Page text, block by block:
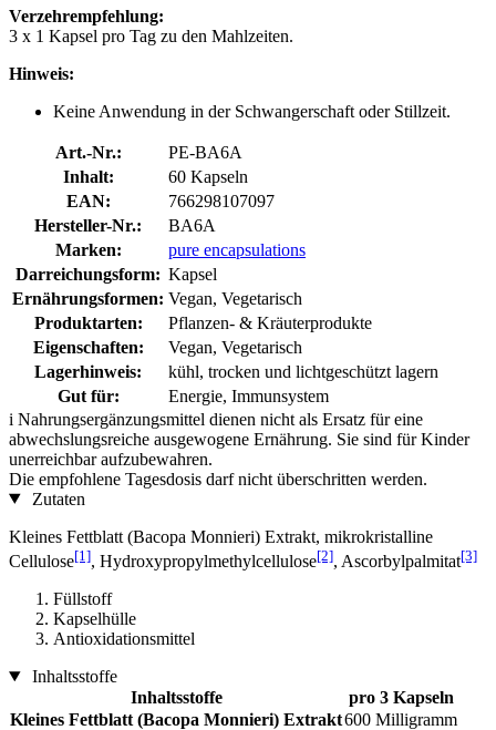
Verzehrempfehlung:
3 x 1 Kapsel pro Tag zu den Mahlzeiten.
Hinweis:
Keine Anwendung in der Schwangerschaft oder Stillzeit.
Art.-Nr.:
PE-BA6A
Inhalt:
60 Kapseln
EAN:
766298107097
Hersteller-Nr.:
BA6A
Marken:
pure encapsulations
Darreichungsform: Kapsel
Ernährungsformen: Vegan, Vegetarisch
Produktarten:
Pflanzen- & Kräuterprodukte
Eigenschaften:
Vegan, Vegetarisch
Lagerhinweis:
kühl, trocken und lichtgeschützt lagern
Gut für:
Energie, Immunsystem
i Nahrungsergänzungsmittel dienen nicht als Ersatz für eine
abwechslungsreiche ausgewogene Ernährung. Sie sind für Kinder
unerreichbar aufzubewahren.
Die empfohlene Tagesdosis darf nicht überschritten werden.
Zutaten
Kleines Fettblatt (Bacopa Monnieri) Extrakt, mikrokristalline
Cellulose[1], Hydroxypropylmethylcellulose[2], Ascorbylpalmitat[3]
Füllstoff
Kapselhülle
Antioxidationsmittel
Inhaltsstoffe
Inhaltsstoffe
pro 3 Kapseln
Kleines Fettblatt (Bacopa Monnieri) Extrakt600 Milligramm